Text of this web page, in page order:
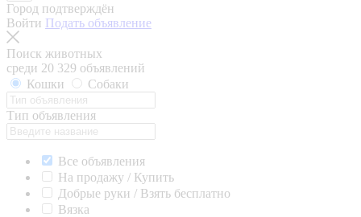
Город подтверждён
Войти Подать объявление
Поиск животных
среди 20 329 объявлений
Кошки
Собаки
Тип объявления
Все объявления
На продажу / Купить
Добрые руки / Взять бесплатно
Вязка